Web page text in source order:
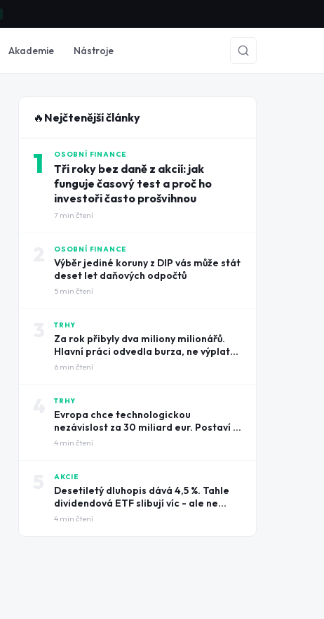
Akademie Nástroje
🔥 Nejčtenější články
1 OSOBNÍ FINANCE
Tři roky bez daně z akcií: jak
funguje časový test a proč ho
investoři často prošvihnou
7 min čtení
OSOBNÍ FINANCE
Výběr jediné koruny z DIP vás může stát
deset let daňových odpočtů
5 min čtení
TRHY
Za rok přibyly dva miliony milionářů.
Hlavní práci odvedla burza, ne výplatní
pásky
6 min čtení
TRHY
Evropa chce technologickou
nezávislost za 30 miliard eur. Postaví ji
na amerických čipech
4 min čtení
AKCIE
Desetiletý dluhopis dává 4,5 %. Tahle
dividendová ETF slibují víc - ale ne
zadarmo
4 min čtení